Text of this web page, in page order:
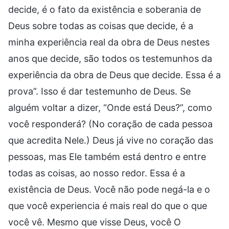
decide, é o fato da existência e soberania de
Deus sobre todas as coisas que decide, é a
minha experiência real da obra de Deus nestes
anos que decide, são todos os testemunhos da
experiência da obra de Deus que decide. Essa é a
prova”. Isso é dar testemunho de Deus. Se
alguém voltar a dizer, “Onde está Deus?”, como
você responderá? (No coração de cada pessoa
que acredita Nele.) Deus já vive no coração das
pessoas, mas Ele também está dentro e entre
todas as coisas, ao nosso redor. Essa é a
existência de Deus. Você não pode negá-la e o
que você experiencia é mais real do que o que
você vê. Mesmo que visse Deus, você O